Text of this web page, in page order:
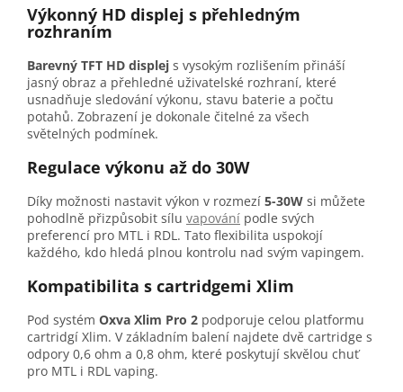
Výkonný HD displej s přehledným
rozhraním
Barevný TFT HD displej s vysokým rozlišením přináší
jasný obraz a přehledné uživatelské rozhraní, které
usnadňuje sledování výkonu, stavu baterie a počtu
potahů. Zobrazení je dokonale čitelné za všech
světelných podmínek.
Regulace výkonu až do 30W
Díky možnosti nastavit výkon v rozmezí 5-30W si můžete
pohodlně přizpůsobit sílu vapování podle svých
preferencí pro MTL i RDL. Tato flexibilita uspokojí
každého, kdo hledá plnou kontrolu nad svým vapingem.
Kompatibilita s cartridgemi Xlim
Pod systém Oxva Xlim Pro 2 podporuje celou platformu
cartridgí Xlim. V základním balení najdete dvě cartridge s
odpory 0,6 ohm a 0,8 ohm, které poskytují skvělou chuť
pro MTL i RDL vaping.